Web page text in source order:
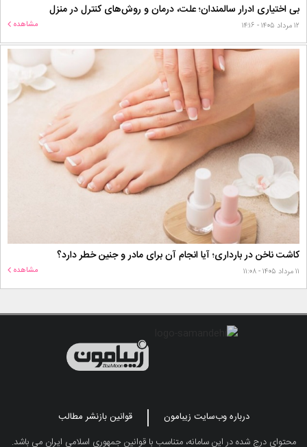
بی اختیاری ادرار سالمندان؛ علت، درمان و روش‌های کنترل در منزل
۱۲ مرداد ۱۴۰۵ - ۱۴:۱۶ مشاهده
کاشت ناخن در بارداری؛ آیا انجام آن برای مادر و جنین خطر دارد؟
۱۱ مرداد ۱۴۰۵ - ۱۱:۰۸ مشاهده
درباره وب‌سایت زیبامون
قوانین بازنشر مطالب
محتوای درج شده در این سامانه، متناسب با قوانین جمهوری اسلامی ایران می باشد.